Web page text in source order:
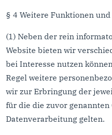
§ 4 Weitere Funktionen
(1) Neben der rein
Website bieten wir
bei Interesse nutzen
Regel weitere
wir zur Erbringung der
für die die zuvor genannten
Datenverarbeitung gelten.